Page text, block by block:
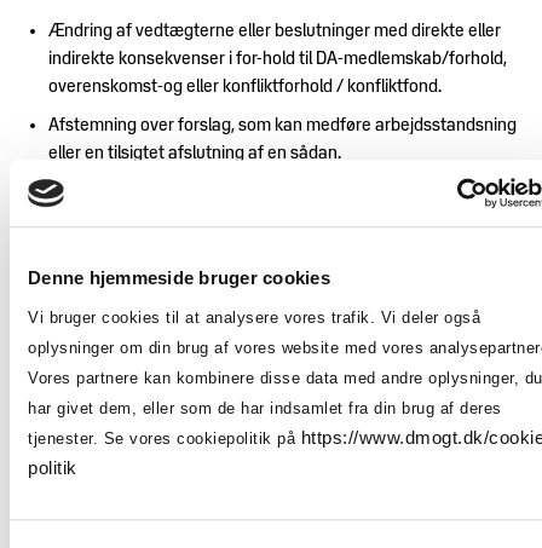
Denne hjemmeside bruger cookies
Vi bruger cookies til at analysere vores trafik. Vi deler også
oplysninger om din brug af vores website med vores
Vores partnere kan kombinere disse data med andre oplysninger, du
har givet dem, eller som de har indsamlet fra din brug af deres
tjenester. Se vores cookiepolitik på https://www.dmogt.dk/
politik
Ændring af vedtægterne eller beslutninger med direkte eller
indirekte konsekvenser i for-hold til DA-medlemskab/forhold,
overenskomst-og eller konfliktforhold / konfliktfond.
Afstemning over forslag, som kan medføre arbejdsstandsning
eller en tilsigtet afslutning af en sådan.
Ekstraordinære generalforsamlinger kan indkaldes af bestyrelsen,
Såfremt mindst 1/3 af foreningens medlemmer skriftligt begærer
det og anfører, hvilke sager man ønsker behandlet, skal
bestyrelsen ligeledes indkalde til en ekstraordinær
generalforsamling. De ekstraordinære generalforsamlinger
indvarsles hurtigst muligt, dog med et varsel på mindst 48 timer.
Indkaldelserne skal i alle tilfælde ledsages af dagsordenen.
På generalforsamlinger kan der kun tages beslutning i de på